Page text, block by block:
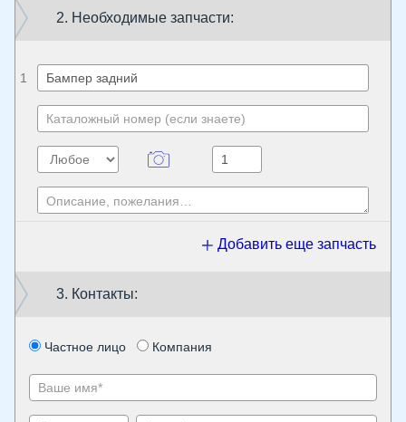
2. Необходимые запчасти:
1
Добавить еще запчасть
3. Контакты:
Частное лицо Компания